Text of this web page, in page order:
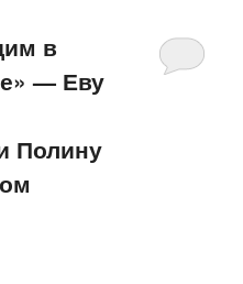
в
— Еву
Полину